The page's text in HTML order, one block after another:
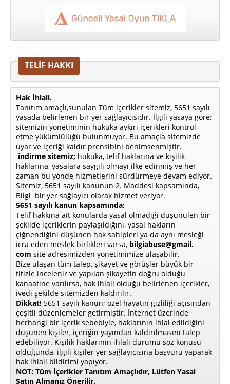
TELİF HAKKI
Hak İhlali.
Tanıtım amaçlı,sunulan Tüm içerikler sitemiz, 5651 sayılı
yasada belirlenen bir yer sağlayıcısıdır. İlgili yasaya göre;
sitemizin yönetiminin hukuka aykırı içerikleri kontrol
etme yükümlülüğü bulunmuyor. Bu amaçla sitemizde
uyar ve içeriği kaldır prensibini benimsenmiştir.
indirme sitemiz; hukuka, telif haklarına ve kişilik
haklarına, yasalara saygılı olmayı ilke edinmiş ve her
zaman bu yönde hizmetlerini sürdürmeye devam ediyor.
Sitemiz, 5651 sayılı kanunun 2. Maddesi kapsamında,
Bilgi bir yer sağlayıcı olarak hizmet veriyor.
5651 sayılı kanun kapsamında;
Telif hakkına ait konularda yasal olmadığı düşünülen bir
şekilde içeriklerin paylaşıldığını, yasal hakların
çiğnendiğini düşünen hak sahipleri ya da aynı mesleği
icra eden meslek birlikleri varsa, bilgiabuse@gmail.
com site adresimizden yönetimimize ulaşabilir.
Bize ulaşan tüm talep, şikayet ve görüşler büyük bir
titizle incelenir ve yapılan şikayetin doğru olduğu
kanaatine varılırsa, hak ihlali olduğu belirlenen içerikler,
ivedi şekilde sitemizden kaldırılır.
Dikkat! 5651 sayılı kanun; özel hayatın gizliliği açısından
çeşitli düzenlemeler getirmiştir. İnternet üzerinde
herhangi bir içerik sebebiyle, haklarının ihlal edildiğini
düşünen kişiler, içeriğin yayından kaldırılmasını talep
edebiliyor. Kişilik haklarının ihlali durumu söz konusu
olduğunda, ilgili kişiler yer sağlayıcısına başvuru yaparak
hak ihlali bildirimi yapıyor.
NOT: Tüm İçerikler Tanıtım Amaçlıdır, Lütfen Yasal
Satın Almanız Önerilir.